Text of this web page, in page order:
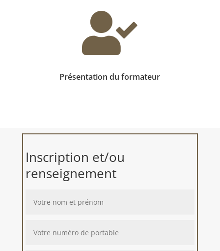

Présentation du formateur
Inscription et/ou
renseignement